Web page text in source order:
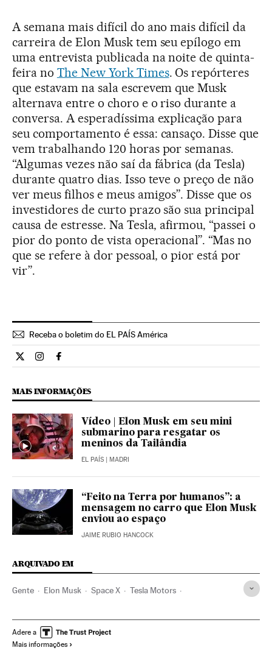
A semana mais difícil do ano mais difícil da
carreira de Elon Musk tem seu epílogo em
uma entrevista publicada na noite de quinta-
feira no The New York Times. Os repórteres
que estavam na sala escrevem que Musk
alternava entre o choro e o riso durante a
conversa. A esperadíssima explicação para
seu comportamento é essa: cansaço. Disse que
vem trabalhando 120 horas por semanas.
“Algumas vezes não saí da fábrica (da Tesla)
durante quatro dias. Isso teve o preço de não
ver meus filhos e meus amigos”. Disse que os
investidores de curto prazo são sua principal
causa de estresse. Na Tesla, afirmou, “passei o
pior do ponto de vista operacional”. “Mas no
que se refere à dor pessoal, o pior está por
vir”.
Receba o boletim do EL PAÍS América
Internacional El País Brasil en Twitter
Internacional El País Brasil en Instagram
Internacional El País Brasil en Facebook
MAIS INFORMAÇÕES
Vídeo | Elon Musk em seu mini
submarino para resgatar os
meninos da Tailândia
EL PAÍS | MADRI
“Feito na Terra por humanos”: a
mensagem no carro que Elon Musk
enviou ao espaço
JAIME RUBIO HANCOCK
ARQUIVADO EM
Gente Elon Musk Space X Tesla Motors
Carros Estados Unidos
Astronáutica
Adere a
Mais informações